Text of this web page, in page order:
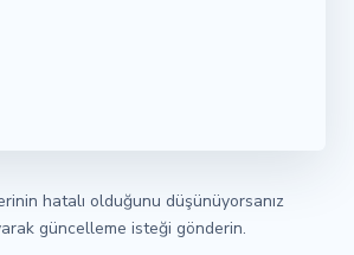
hatalı olduğunu düşünüyorsanız
güncelleme isteği gönderin.